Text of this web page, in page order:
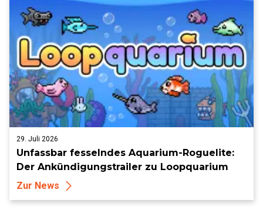
29. Juli 2026
Unfassbar fesselndes Aquarium-Roguelite:
Der Ankündigungstrailer zu Loopquarium
Zur News